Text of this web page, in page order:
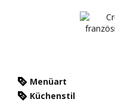
Menüart
Küchenstil